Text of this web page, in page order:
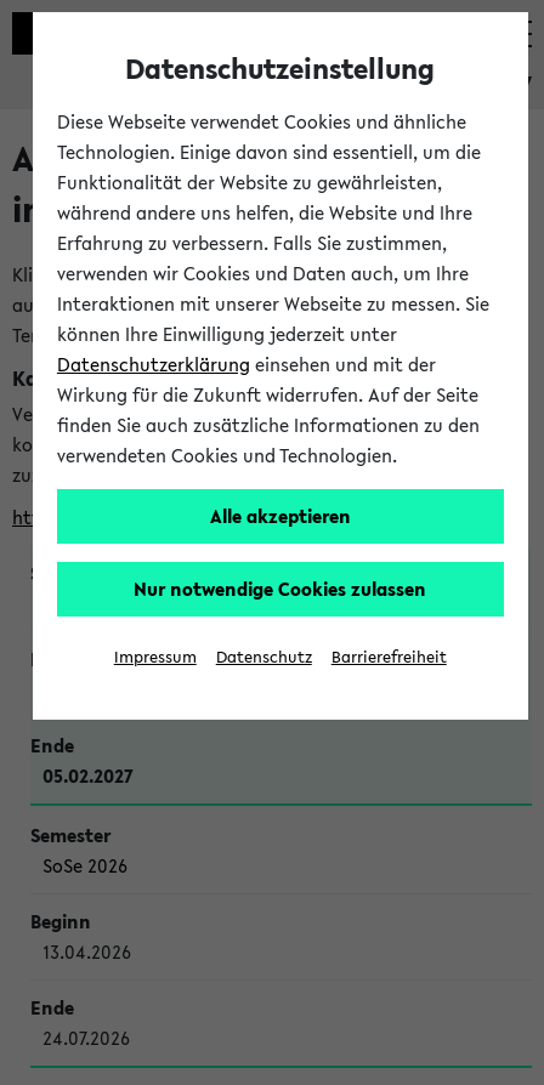
eKVV
Alle veröffentlichten Semester
im eKVV
Klicken Sie auf das Semester, welches Sie für Ihre Sitzung
auswählen möchten. Bitte beachten Sie auch die weiteren
Termine imKalender der Lehrplanung
Kalenderintegration
Verwenden Sie die folgende Adresse, um mit einer
kompatiblen Kalenderanwendung auf die Vorlesungszeiten
zuzugreifen (nähere Informationen
finden Sie hier
https://ekvv.uni-bielefeld.de/ws/calendar?vz
WiSe 2026/2027
05.02.2027
SoSe 2026
13.04.2026
24.07.2026
Datenschutzeinstellung
Diese Webseite verwendet Cookies und ähnliche
Technologien. Einige davon sind essentiell, um die
Funktionalität der Website zu gewährleisten,
während andere uns helfen, die Website und Ihre
Erfahrung zu verbessern. Falls Sie zustimmen,
verwenden wir Cookies und Daten auch, um Ihre
Interaktionen mit unserer Webseite zu messen. Sie
können Ihre Einwilligung jederzeit unter
Datenschutzerklärung einsehen und mit der
Wirkung für die Zukunft widerrufen. Auf der Seite
finden Sie auch zusätzliche Informationen zu den
verwendeten Cookies und Technologien.
Alle akzeptieren
Nur notwendige Cookies zulassen
Impressum Datenschutz Barrierefreiheit